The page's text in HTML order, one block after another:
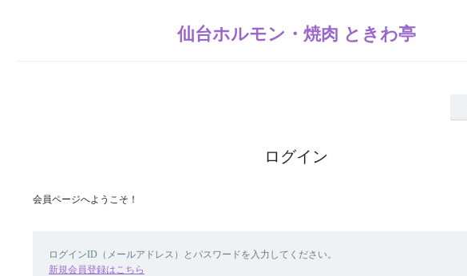
仙台ホルモン・焼肉 ときわ亭
ログイン
会員ページへようこそ！
ログインID（メールアドレス）とパスワードを入力してください。
新規会員登録はこちら